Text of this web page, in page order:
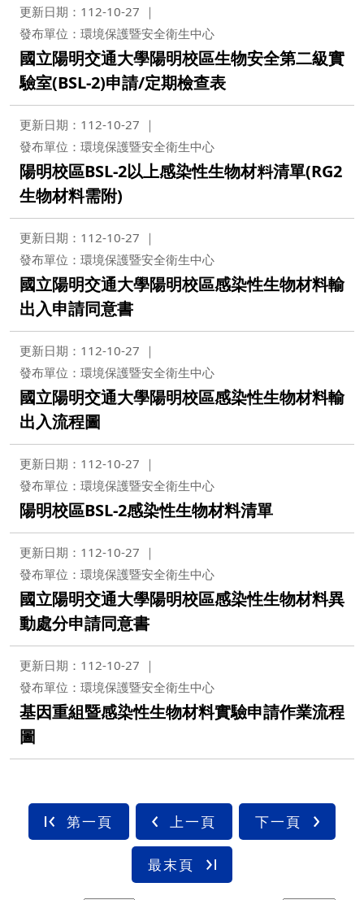
更新日期：112-10-27
發布單位：環境保護暨安全衛生中心
國立陽明交通大學陽明校區生物安全第二級實
驗室(BSL-2)申請/定期檢查表
更新日期：112-10-27
發布單位：環境保護暨安全衛生中心
陽明校區BSL-2以上感染性生物材料清單(RG2
生物材料需附)
更新日期：112-10-27
發布單位：環境保護暨安全衛生中心
國立陽明交通大學陽明校區感染性生物材料輸
出入申請同意書
更新日期：112-10-27
發布單位：環境保護暨安全衛生中心
國立陽明交通大學陽明校區感染性生物材料輸
出入流程圖
更新日期：112-10-27
發布單位：環境保護暨安全衛生中心
陽明校區BSL-2感染性生物材料清單
更新日期：112-10-27
發布單位：環境保護暨安全衛生中心
國立陽明交通大學陽明校區感染性生物材料異
動處分申請同意書
更新日期：112-10-27
發布單位：環境保護暨安全衛生中心
基因重組暨感染性生物材料實驗申請作業流程
圖
第一頁 上一頁 下一頁
最末頁